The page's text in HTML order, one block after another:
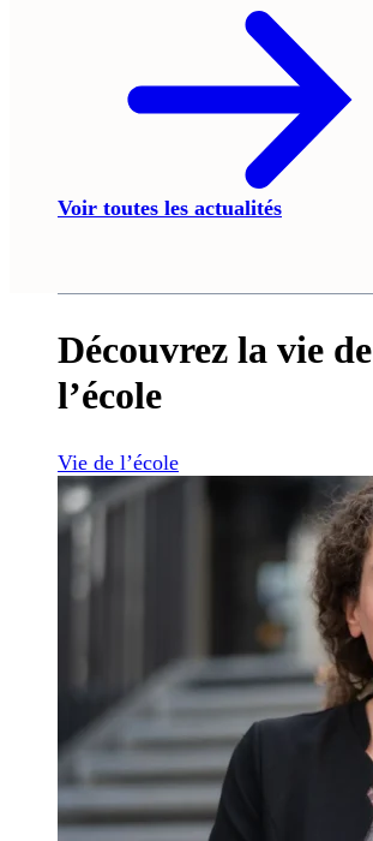
Voir toutes les actualités
Découvrez la vie de
l’école
Vie de l’école